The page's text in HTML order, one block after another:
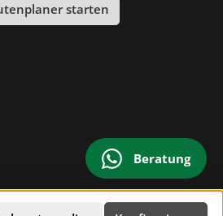
starten
Beratung